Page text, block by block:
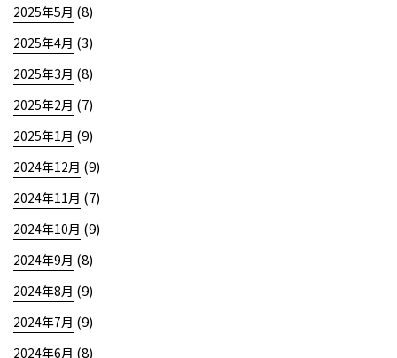
2025年5月 (8)
2025年4月 (3)
2025年3月 (8)
2025年2月 (7)
2025年1月 (9)
2024年12月 (9)
2024年11月 (7)
2024年10月 (9)
2024年9月 (8)
2024年8月 (9)
2024年7月 (9)
2024年6月 (8)